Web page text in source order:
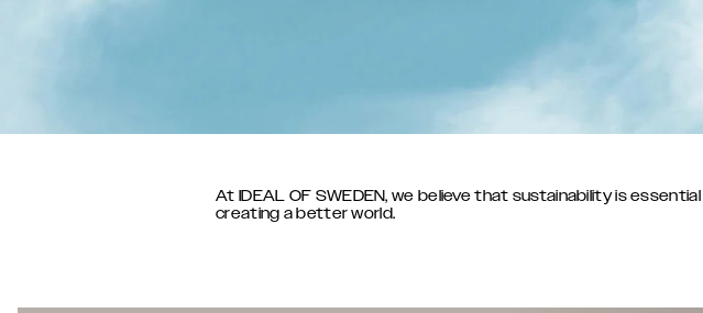
At IDEAL OF SWEDEN, we believe that sustainability is
creating a better world.